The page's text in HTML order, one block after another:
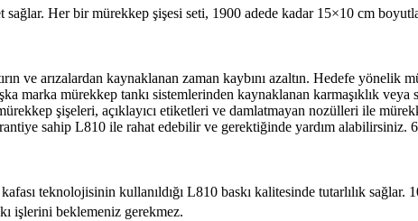
sağlar. Her bir mürekkep şişesi seti, 1900 adede kadar 15×10 cm
ve arızalardan kaynaklanan zaman kaybını azaltın. Hedefe yönelik
marka mürekkep tankı sistemlerinden kaynaklanan karmaşıklık
şişeleri, açıklayıcı etiketleri ve damlatmayan nozülleri ile
sahip L810 ile rahat edebilir ve gerektiğinde yardım alabilirsiniz.
teknolojisinin kullanıldığı L810 baskı kalitesinde tutarlılık
işlerini beklemeniz gerekmez.